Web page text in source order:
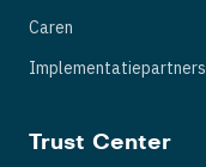
Caren
Implementatiepartners
Trust Center